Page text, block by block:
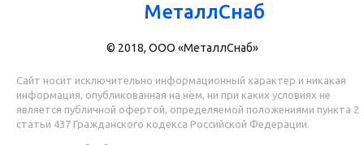
МеталлСнаб
© 2018, ООО «МеталлСнаб»
Сайт носит исключительно информационный характер и никакая
информация, опубликованная на нём, ни при каких условиях не
является публичной офертой, определяемой положениями пункта 2
статьи 437 Гражданского кодекса Российской Федерации.